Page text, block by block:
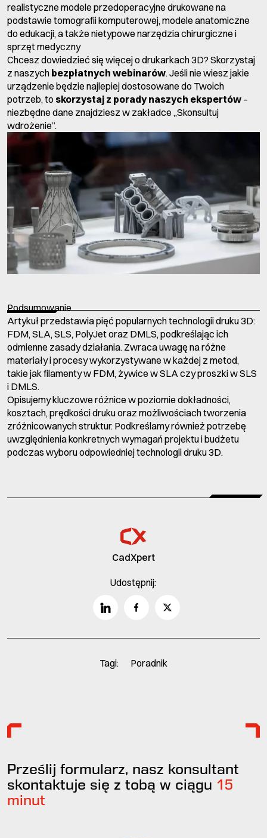
realistyczne modele przedoperacyjne drukowane na
podstawie tomografii komputerowej, modele anatomiczne
do edukacji, a także nietypowe narzędzia chirurgiczne i
sprzęt medyczny
Chcesz dowiedzieć się więcej o drukarkach 3D? Skorzystaj
z naszych bezpłatnych webinarów. Jeśli nie wiesz jakie
urządzenie będzie najlepiej dostosowane do Twoich
potrzeb, to skorzystaj z porady naszych ekspertów –
niezbędne dane znajdziesz w zakładce „Skonsultuj
wdrożenie”.
Podsumowanie
Artykuł przedstawia pięć popularnych technologii druku 3D:
FDM, SLA, SLS, PolyJet oraz DMLS, podkreślając ich
odmienne zasady działania. Zwraca uwagę na różne
materiały i procesy wykorzystywane w każdej z metod,
takie jak filamenty w FDM, żywice w SLA czy proszki w SLS
i DMLS.
Opisujemy kluczowe różnice w poziomie dokładności,
kosztach, prędkości druku oraz możliwościach tworzenia
zróżnicowanych struktur. Podkreślamy również potrzebę
uwzględnienia konkretnych wymagań projektu i budżetu
podczas wyboru odpowiedniej technologii druku 3D.
CadXpert
Udostępnij:
Tagi: Poradnik
Prześlij formularz, nasz konsultant
skontaktuje się z tobą w ciągu 15
minut